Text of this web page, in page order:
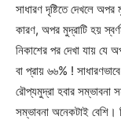
সাধারণ দৃষ্টিতে দেখলে
কারণ, অপর মুদ্রাটি হয়
নিকাশের পর দেখা যায় যে
বা প্রায় ৬৬% !
রৌপ্যমুদ্রা হবার সম্ভাবনা
সম্ভাবনা অনেকটাই